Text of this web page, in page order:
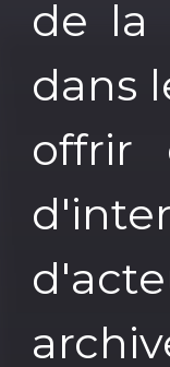
de la
dans
offrir